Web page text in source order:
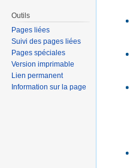
Outils
Pages liées
Suivi des pages liées
Pages spéciales
Version imprimable
Lien permanent
Information sur la page